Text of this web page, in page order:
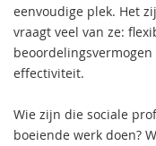
eenvoudige plek. Het
vraagt veel van ze:
effectiviteit.
Wie zijn die sociale
boeiende werk doen?